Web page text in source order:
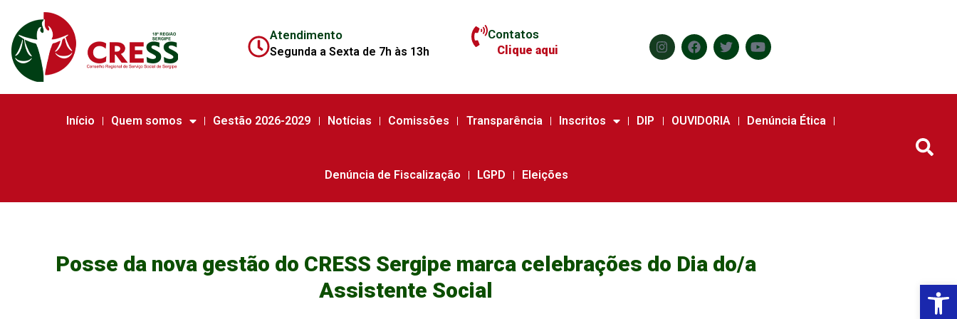
Atendimento
Segunda a Sexta de 7h às 13h
Contatos
Clique aqui
Início Quem somos Gestão 2026-2029 Notícias Comissões Transparência Inscritos DIP OUVIDORIA Denúncia Ética
Denúncia de Fiscalização LGPD Eleições
Posse da nova gestão do CRESS Sergipe marca celebrações do Dia do/a
Assistente Social